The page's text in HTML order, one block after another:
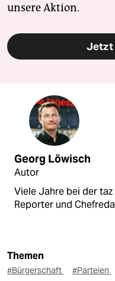
unsere Aktion.
Jetzt
Georg Löwisch
Autor
Viele Jahre bei der
Reporter und
Themen
#Bürgerschaft #Parteien